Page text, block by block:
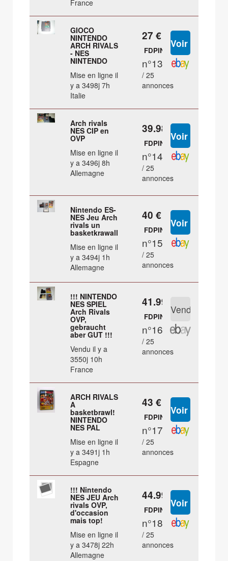
France
GIOCO
NINTENDO
ARCH RIVALS
- NES
NINTENDO
Mise en ligne il
y a 3498j 7h
Italie
27 €
FDPIN
n°13
/ 25
annonces
Arch rivals
NES CIP en
OVP
Mise en ligne il
y a 3496j 8h
Allemagne
39.98 €
FDPIN
n°14
/ 25
annonces
Nintendo ES-
NES Jeu Arch
rivals un
basketkrawall
Mise en ligne il
y a 3494j 1h
Allemagne
40 €
FDPIN
n°15
/ 25
annonces
!!! NINTENDO
NES SPIEL
Arch Rivals
OVP,
gebraucht
aber GUT !!!
Vendu il y a
3550j 10h
France
41.99 €
FDPIN
n°16
/ 25
annonces
ARCH RIVALS
A
basketbrawl!
NINTENDO
NES PAL
Mise en ligne il
y a 3491j 1h
Espagne
43 €
FDPIN
n°17
/ 25
annonces
!!! Nintendo
NES JEU Arch
rivals OVP,
d'occasion
mais top!
Mise en ligne il
y a 3478j 22h
Allemagne
44.99 €
FDPIN
n°18
/ 25
annonces